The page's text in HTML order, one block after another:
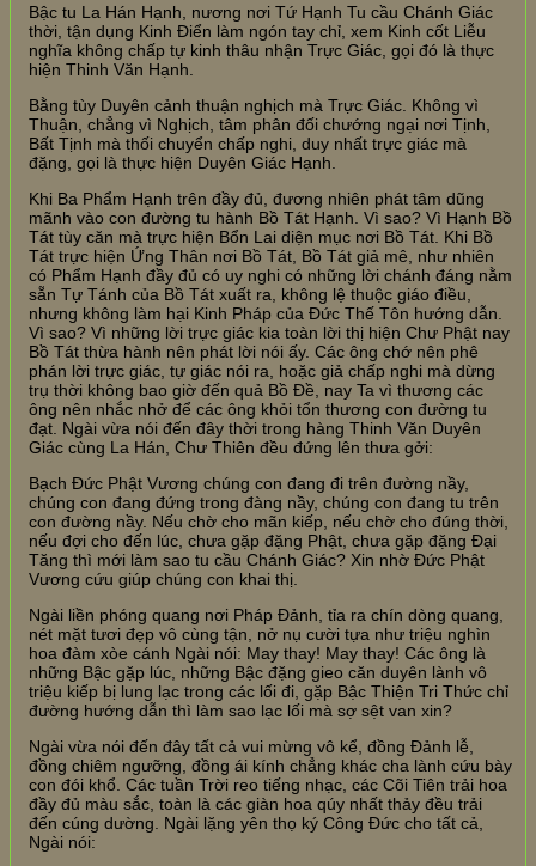
Bậc tu La Hán Hạnh, nương nơi Tứ Hạnh Tu cầu Chánh Giác
thời, tận dụng Kinh Điển làm ngón tay chỉ, xem Kinh cốt Liễu
nghĩa không chấp tự kinh thâu nhận Trực Giác, gọi đó là thực
hiện Thinh Văn Hạnh.
Bằng tùy Duyên cảnh thuận nghịch mà Trực Giác. Không vì
Thuận, chẳng vì Nghịch, tâm phân đối chướng ngại nơi Tịnh,
Bất Tịnh mà thối chuyển chấp nghi, duy nhất trực giác mà
đặng, gọi là thực hiện Duyên Giác Hạnh.
Khi Ba Phẩm Hạnh trên đầy đủ, đương nhiên phát tâm dũng
mãnh vào con đường tu hành Bồ Tát Hạnh. Vì sao? Vì Hạnh Bồ
Tát tùy căn mà trực hiện Bổn Lai diện mục nơi Bồ Tát. Khi Bồ
Tát trực hiện Ứng Thân nơi Bồ Tát, Bồ Tát giả mê, như nhiên
có Phẩm Hạnh đầy đủ có uy nghi có những lời chánh đáng nằm
sẵn Tự Tánh của Bồ Tát xuất ra, không lệ thuộc giáo điều,
nhưng không làm hại Kinh Pháp của Đức Thế Tôn hướng dẫn.
Vì sao? Vì những lời trực giác kia toàn lời thị hiện Chư Phật nay
Bồ Tát thừa hành nên phát lời nói ấy. Các ông chớ nên phê
phán lời trực giác, tự giác nói ra, hoặc giả chấp nghi mà dừng
trụ thời không bao giờ đến quả Bồ Đề, nay Ta vì thương các
ông nên nhắc nhở để các ông khỏi tổn thương con đường tu
đạt. Ngài vừa nói đến đây thời trong hàng Thinh Văn Duyên
Giác cùng La Hán, Chư Thiên đều đứng lên thưa gởi:
Bạch Đức Phật Vương chúng con đang đi trên đường nầy,
chúng con đang đứng trong đàng nầy, chúng con đang tu trên
con đường nầy. Nếu chờ cho mãn kiếp, nếu chờ cho đúng thời,
nếu đợi cho đến lúc, chưa gặp đặng Phật, chưa gặp đặng Đại
Tăng thì mới làm sao tu cầu Chánh Giác? Xin nhờ Đức Phật
Vương cứu giúp chúng con khai thị.
Ngài liền phóng quang nơi Pháp Đảnh, tỉa ra chín dòng quang,
nét mặt tươi đẹp vô cùng tận, nở nụ cười tựa như triệu nghìn
hoa đàm xòe cánh Ngài nói: May thay! May thay! Các ông là
những Bậc gặp lúc, những Bậc đặng gieo căn duyên lành vô
triệu kiếp bị lung lạc trong các lối đi, gặp Bậc Thiện Tri Thức chỉ
đường hướng dẫn thì làm sao lạc lối mà sợ sệt van xin?
Ngài vừa nói đến đây tất cả vui mừng vô kể, đồng Đảnh lễ,
đồng chiêm ngưỡng, đồng ái kính chẳng khác cha lành cứu bày
con đói khổ. Các tuần Trời reo tiếng nhạc, các Cõi Tiên trải hoa
đầy đủ màu sắc, toàn là các giàn hoa qúy nhất thảy đều trải
đến cúng dường. Ngài lặng yên thọ ký Công Đức cho tất cả,
Ngài nói: